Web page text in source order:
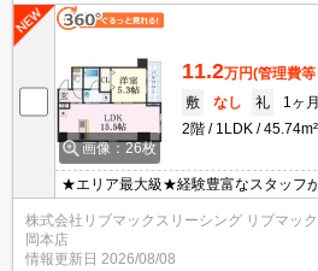
画像：26枚
11.2万円(管理費
敷
なし 礼
1ヶ月
2階
1LDK 45.74m²
★エリア最大級★経験豊富なスタッフ
能！オンライン内覧・オンライン契約
問題ありません♪弊社ではネットに掲載
可能になりますので気になる物件は全
株式会社リブマックスリーシング リブマック
岡本店
情報更新日 2026/08/08